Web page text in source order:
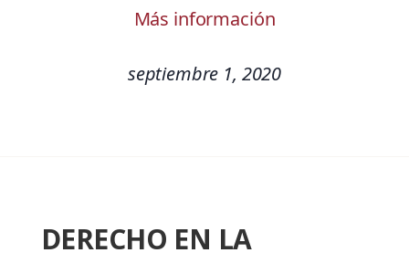
Más información
septiembre 1, 2020
DERECHO EN LA